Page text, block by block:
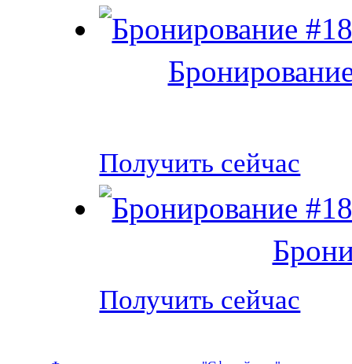
Получить сейчас
Получить сейчас